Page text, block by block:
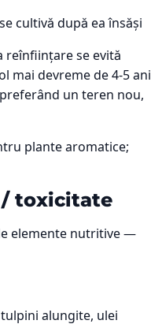
cultivă după ea însăși
reînființare se evită
mai devreme de 4-5 ani
un teren nou,
plante aromatice;
/ toxicitate
elemente nutritive —
alungite, ulei